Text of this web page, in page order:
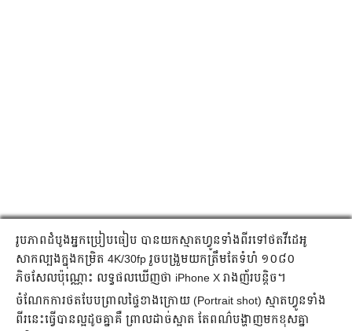
រូបភាព​ដំបូង​អ្នក​ប្រៀបធៀប បាន​យក​ស្មាតហ្វូន​ទាំង​ពីរ​ទៅ​​ថត​វីដេអូ​
សាកល្បង​ក្នុង​កម្រិត 4K/30fp រួច​បង្រួម​យក​ត្រឹម​តែ​ទំហំ ១០៨០
ភិចសែល​ប៉ុណ្ណោះ លទ្ធផល​ឃើញ​ថា iPhone X រាង​ញ័រ​បន្តិច។
ចំណែក​ការ​ថត​បែប​ព្រាល​ផ្ទៃ​ខាង​ក្រោយ (Portrait shot) ស្មាតហ្វូន​ទាំង​
ពីរ​នេះ​ធ្វើ​បាន​ល្អ​ដូចគ្នា​គឺ ព្រាល​ដាច់​ស្អាត តែ​ពណ៌​បង្ហាញ​មក​ខុស​គ្នា​